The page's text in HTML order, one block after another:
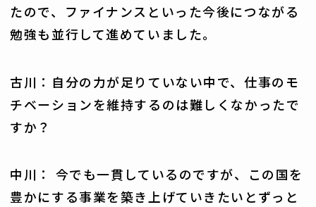
たので、ファイナンスといった今後につながる
勉強も並行して進めていました。
古川：自分の力が足りていない中で、仕事のモ
チベーションを維持するのは難しくなかったで
すか？
中川： 今でも一貫しているのですが、この国を
豊かにする事業を築き上げていきたいとずっと